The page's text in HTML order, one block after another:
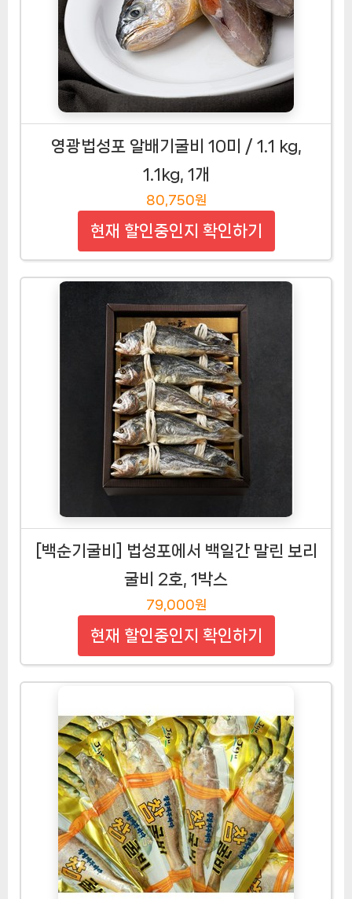
영광법성포 알배기굴비 10미 / 1.1 kg,
1.1kg, 1개
80,750원
현재 할인중인지 확인하기
[백순기굴비] 법성포에서 백일간 말린 보리
굴비 2호, 1박스
79,000원
현재 할인중인지 확인하기